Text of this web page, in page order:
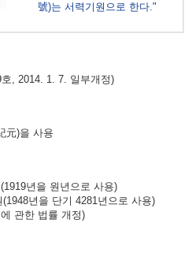
號)는 서력기원으로 한다."
, 2014. 1. 7. 일부개정)
元)을 사용
년을 원년으로 사용)
년을 단기 4281년으로 사용)
관한 법률 개정)